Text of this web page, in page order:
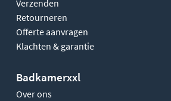
Verzenden
Retourneren
Offerte aanvragen
Klachten & garantie
Badkamerxxl
Over ons